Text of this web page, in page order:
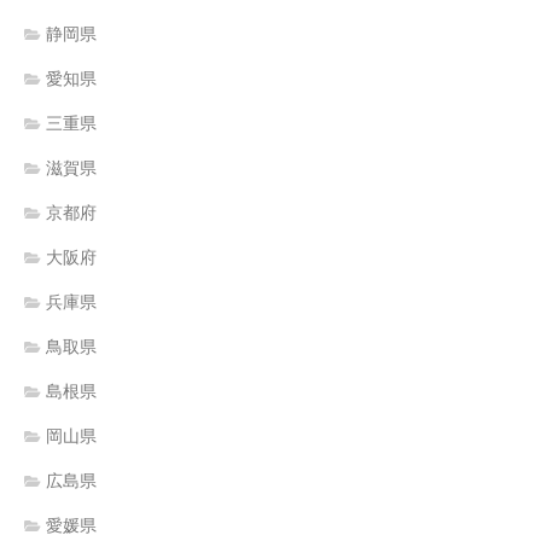
静岡県
愛知県
三重県
滋賀県
京都府
大阪府
兵庫県
鳥取県
島根県
岡山県
広島県
愛媛県